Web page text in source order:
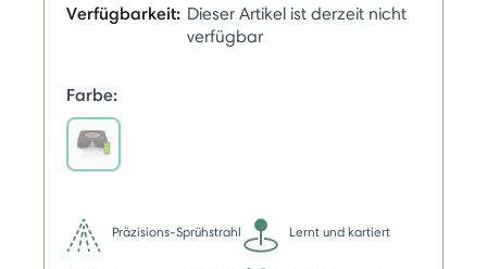
Verfügbarkeit: Dieser Artikel ist derzeit nicht
verfügbar
Farbe:
Präzisions-Sprühstrahl Lernt und kartiert